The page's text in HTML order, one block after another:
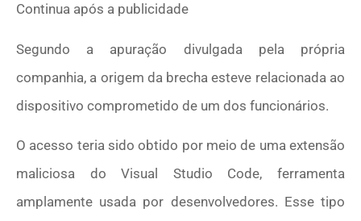
Continua após a publicidade
Segundo a apuração divulgada pela própria
companhia, a origem da brecha esteve relacionada ao
dispositivo comprometido de um dos funcionários.
O acesso teria sido obtido por meio de uma extensão
maliciosa do Visual Studio Code, ferramenta
amplamente usada por desenvolvedores. Esse tipo